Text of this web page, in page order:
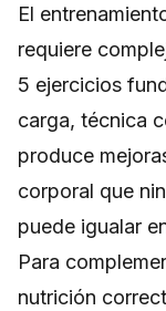
El
requiere
5 ejercicios
carga, técnica
produce
corporal que
puede igualar
Para
nutrición